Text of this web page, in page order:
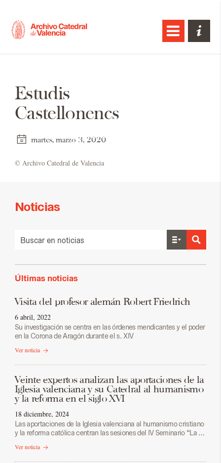
Estudis
Castellonencs
martes, marzo 3, 2020
© Ar­chi­vo Ca­te­dral de Va­len­cia
Noticias
Últimas noticias
Visita del profesor alemán Robert Friedrich
6 abril, 2022
Su investigación se centra en las órdenes mendicantes y el poder
en la Corona de Aragón durante el s. XIV
Ver noticia
Veinte expertos analizan las aportaciones de la
Iglesia valenciana y su Catedral al humanismo
y la reforma en el siglo XVI
18 diciembre, 2024
Las aportaciones de la Iglesia valenciana al humanismo cristiano
y la reforma católica centran las sesiones del IV Seminario “La …
Ver noticia